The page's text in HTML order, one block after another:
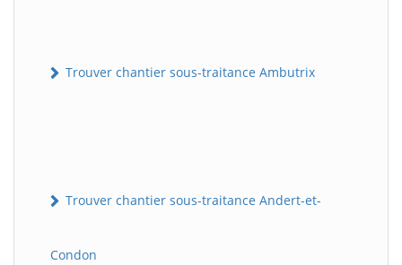
Trouver chantier sous-traitance Ambutrix
Trouver chantier sous-traitance Andert-et-
Condon